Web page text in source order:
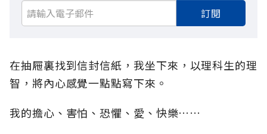
訂閱
在抽屜裏找到信封信紙，我坐下來，以理科生的理
智，將內心感覺一點點寫下來。
我的擔心、害怕、恐懼、愛、快樂……